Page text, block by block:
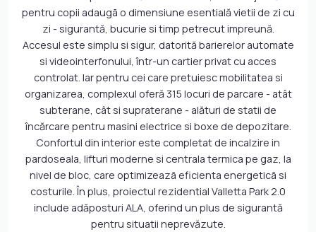
pentru copii adaugã o dimensiune esentială vietii de zi cu
zi - sigurantă, bucurie si timp petrecut impreună.
Accesul este simplu si sigur, datorită barierelor automate
si videointerfonului, într-un cartier privat cu acces
controlat. lar pentru cei care pretuiesc mobilitatea si
organizarea, complexul oferă 315 locuri de parcare - atât
subterane, cât si supraterane - alături de statii de
încărcare pentru masini electrice si boxe de depozitare.
Confortul din interior este completat de incalzire in
pardoseala, lifturi moderne si centrala termica pe gaz, la
nivel de bloc, care optimizeazã eficienta energeticã si
costurile. În plus, proiectul rezidential Valletta Park 2.0
include adăposturi ALA, oferind un plus de sigurantă
pentru situatii neprevăzute.